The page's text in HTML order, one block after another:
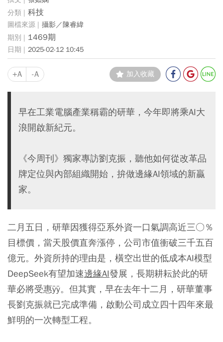
科技
攝影／陳睿緯
1469期
2025-02-12 10:45
+A -A 加入收藏
早在工業電腦產業稱霸的研華，今年即將乘AI大
浪開啟新紀元。
《今周刊》獨家專訪劉克振，聽他如何從改革品
牌定位與內部組織開始，拚做邊緣AI領域的新贏
家。
二月五日，研華因獲得亞系外資一口氣調高近三○％
目標價，當天股價直奔漲停，公司市值衝破三千五百
億元。外資所持的理由是，橫空出世的低成本AI模型
DeepSeek有望加速邊緣AI發展，長期耕耘於此的研
華必將受惠ÿÿ。但其實，早在去年十二月，研華董事
長劉克振就已完成準備，啟動公司成立四十四年來最
鮮明的一次轉型工程。